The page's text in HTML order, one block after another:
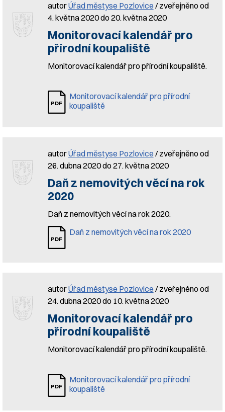
autorÚřad městyse Pozlovice / zveřejněno od
4. května 2020 do 20. května 2020
Monitorovací kalendář pro
přírodní koupaliště
Monitorovací kalendář pro přírodní koupaliště.
Monitorovací kalendář pro přírodní
koupaliště
autorÚřad městyse Pozlovice / zveřejněno od
26. dubna 2020 do 27. května 2020
Daň z nemovitých věcí na rok
2020
Daň z nemovitých věcí na rok 2020.
Daň z nemovitých věcí na rok 2020
autorÚřad městyse Pozlovice / zveřejněno od
24. dubna 2020 do 10. května 2020
Monitorovací kalendář pro
přírodní koupaliště
Monitorovací kalendář pro přírodní koupaliště.
Monitorovací kalendář pro přírodní
koupaliště